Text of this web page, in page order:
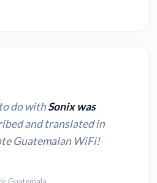
do withSonix was
and translated in
Guatemalan WiFi!
Guatemala